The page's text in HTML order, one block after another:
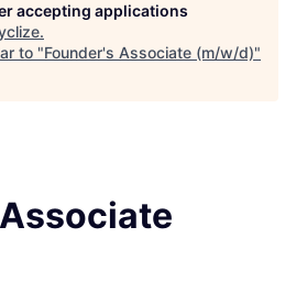
accepting applications
.
to "Founder's Associate (m/w/d)"